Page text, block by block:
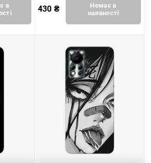
в
430 ₴
Немає в
наявності